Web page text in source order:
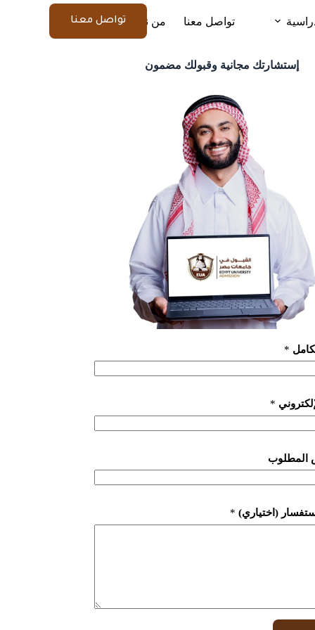
تواصل معنا من نحن المزيد
تواصل معنا
إستشارتك مجانية وقبولك مضمون
*
*
المطلوب
(اختياري) *